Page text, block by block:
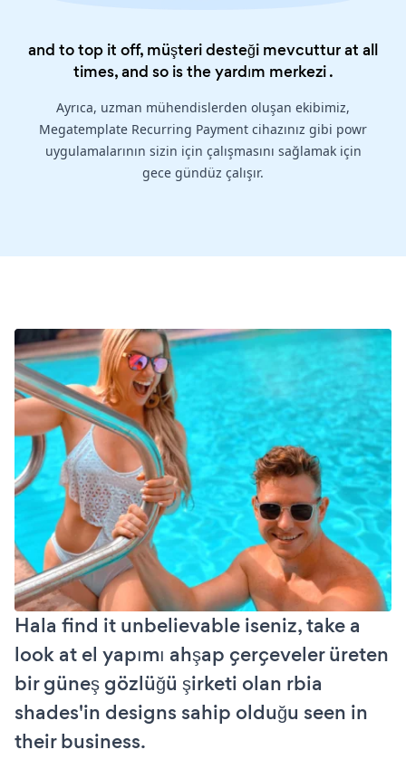
and to top it off, müşteri desteği mevcuttur at all
times, and so is theyardım merkezi.
Ayrıca, uzman mühendislerden oluşan ekibimiz,
Megatemplate Recurring Payment cihazınız gibi powr
uygulamalarının sizin için çalışmasını sağlamak için
gece gündüz çalışır.
Hala find it unbelievable iseniz, take a
look at el yapımı ahşap çerçeveler üreten
bir güneş gözlüğü şirketi olan rbia
shades'in designs sahip olduğu seen in
their business.